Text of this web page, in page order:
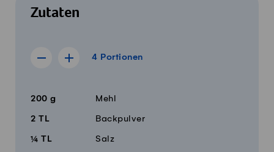
Zutaten
4 Portionen
Rezept für 3 Portionen anzeigen
Rezept für 5 Portionen anzeigen
4 Portionen
Menge
200 g Mehl
2 TL Backpulver
¼ TL Salz